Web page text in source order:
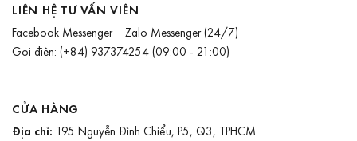
LIÊN HỆ TƯ VẤN VIÊN
Facebook Messenger Zalo Messenger(24/7)
Gọi điện: (+84) 937374254(09:00 - 21:00)
CỬA HÀNG
Địa chỉ: 195 Nguyễn Đình Chiểu, P5, Q3, TPHCM